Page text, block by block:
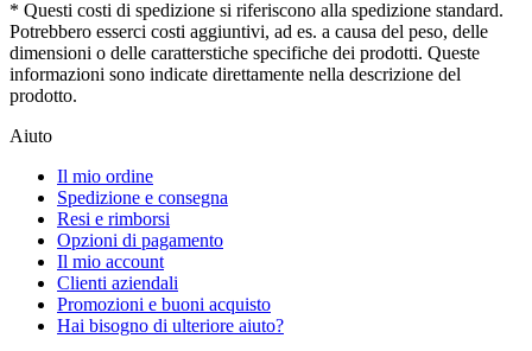
* Questi costi di spedizione si riferiscono alla spedizione standard.
Potrebbero esserci costi aggiuntivi, ad es. a causa del peso, delle
dimensioni o delle caratterstiche specifiche dei prodotti. Queste
informazioni sono indicate direttamente nella descrizione del
prodotto.
Aiuto
Il mio ordine
Spedizione e consegna
Resi e rimborsi
Opzioni di pagamento
Il mio account
Clienti aziendali
Promozioni e buoni acquisto
Hai bisogno di ulteriore aiuto?